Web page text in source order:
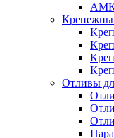
АМК
Отливы